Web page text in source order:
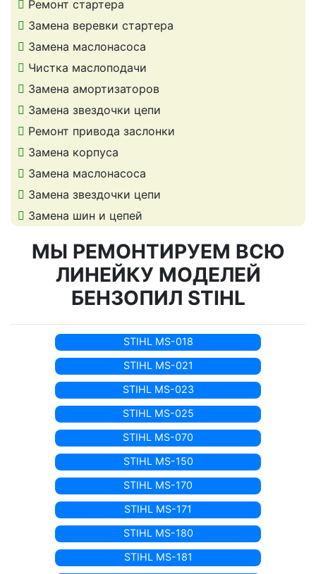
Ремонт стартера
Замена веревки стартера
Замена маслонасоса
Чистка маслоподачи
Замена амортизаторов
Замена звездочки цепи
Ремонт привода заслонки
Замена корпуса
Замена маслонасоса
Замена звездочки цепи
Замена шин и цепей
МЫ РЕМОНТИРУЕМ ВСЮ
ЛИНЕЙКУ МОДЕЛЕЙ
БЕНЗОПИЛ STIHL
STIHL MS-018
STIHL MS-021
STIHL MS-023
STIHL MS-025
STIHL MS-070
STIHL MS-150
STIHL MS-170
STIHL MS-171
STIHL MS-180
STIHL MS-181